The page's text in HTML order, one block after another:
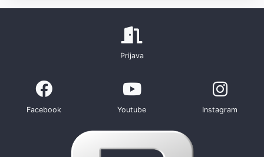
Prijava
Facebook Youtube Instagram